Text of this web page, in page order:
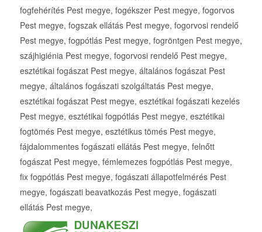
fogfehérítés Pest megye, fogékszer Pest megye, fogorvos
Pest megye, fogszak ellátás Pest megye, fogorvosi rendelő
Pest megye, fogpótlás Pest megye, fogröntgen Pest megye,
szájhigiénia Pest megye, fogorvosi rendelő Pest megye,
esztétikai fogászat Pest megye, általános fogászat Pest
megye, általános fogászati szolgáltatás Pest megye,
esztétikai fogászat Pest megye, esztétikai fogászati kezelés
Pest megye, esztétikai fogpótlás Pest megye, esztétikai
fogtömés Pest megye, esztétikus tömés Pest megye,
fájdalommentes fogászati ellátás Pest megye, felnőtt
fogászat Pest megye, fémlemezes fogpótlás Pest megye,
fix fogpótlás Pest megye, fogászati állapotfelmérés Pest
megye, fogászati beavatkozás Pest megye, fogászati
ellátás Pest megye,